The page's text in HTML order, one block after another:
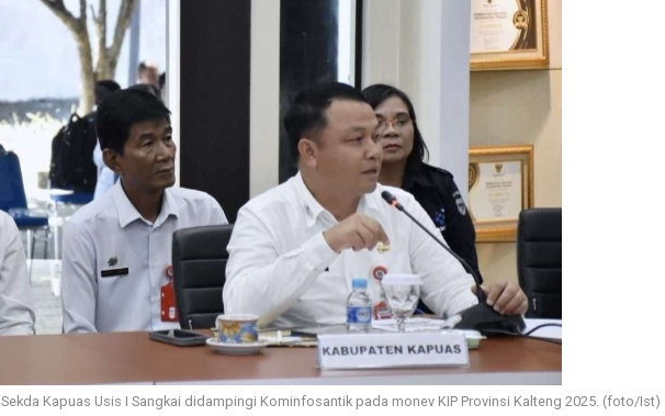
Sekda Kapuas Usis I Sangkai didampingi Kominfosantik pada monev KIP Provinsi Kalteng 2025. (foto/Ist)